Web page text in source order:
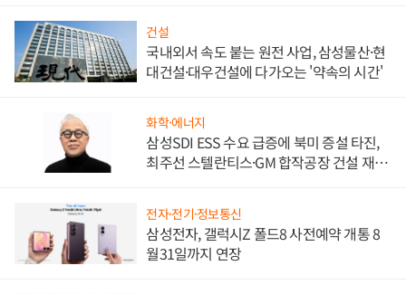
건설
국내외서 속도 붙는 원전 사업, 삼성물산·현
대건설·대우건설에 다가오는 '약속의 시간'
화학·에너지
삼성SDI ESS 수요 급증에 북미 증설 타진,
최주선 스텔란티스·GM 합작공장 건설 재추
전자·전기·정보통신
삼성전자, 갤럭시Z 폴드8 사전예약 개통 8
월31일까지 연장